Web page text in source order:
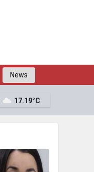
News
17.19°C